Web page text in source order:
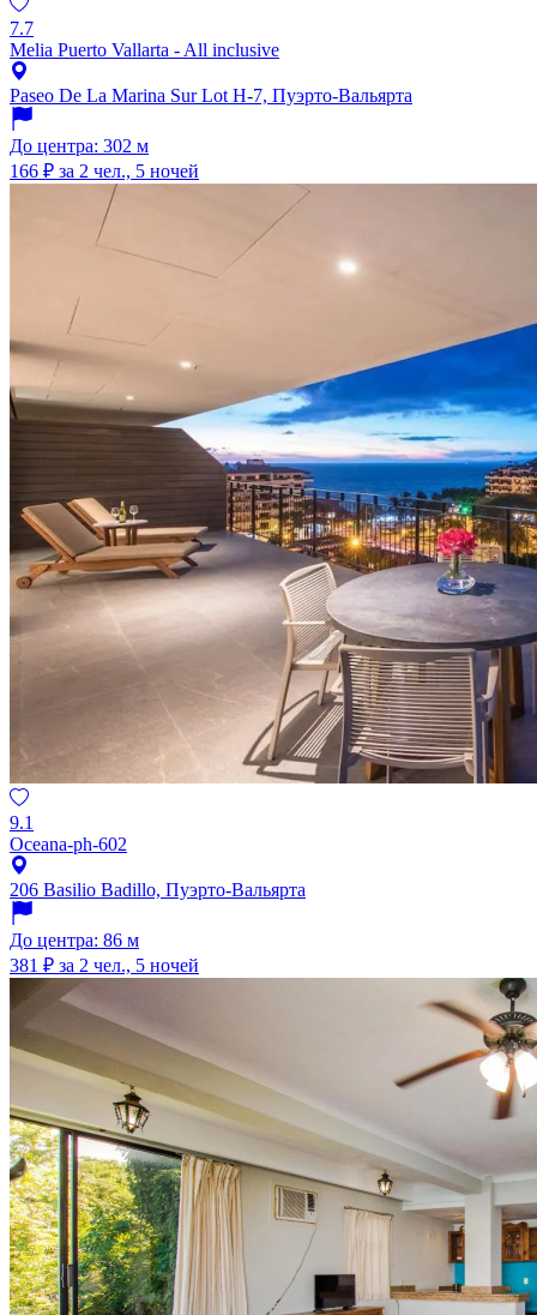
7.7
Melia Puerto Vallarta - All inclusive
Paseo De La Marina Sur Lot H-7, Пуэрто-Вальярта
До центра: 302 м
166 ₽ за 2 чел., 5 ночей
9.1
Oceana-ph-602
206 Basilio Badillo, Пуэрто-Вальярта
До центра: 86 м
381 ₽ за 2 чел., 5 ночей